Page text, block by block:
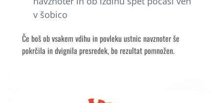
v šobico
Če boš ob vsakem vdihu in povleku ustnic navznoter še
pokrčila in dvignila presredek, bo rezultat pomnožen.